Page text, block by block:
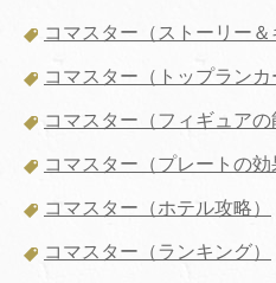
コマスター（ストーリー＆
コマスター（トップランカ
コマスター（フィギュアの
コマスター（プレートの効
コマスター（ホテル攻略）
コマスター（ランキング）